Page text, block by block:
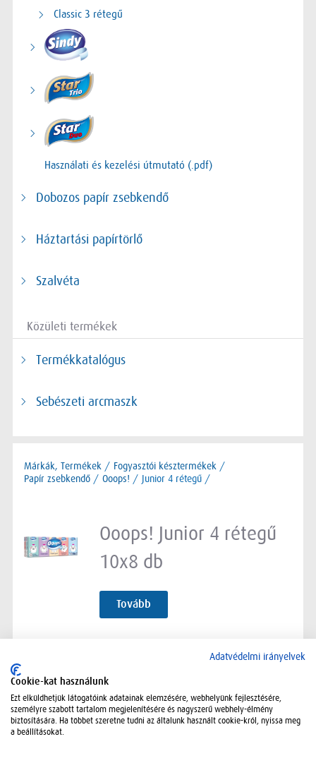
Classic 3 rétegű
Használati és kezelési útmutató (.pdf)
Dobozos papír zsebkendő
Háztartási papírtörlő
Szalvéta
Közületi termékek
Termékkatalógus
Sebészeti arcmaszk
Márkák, Termékek / Fogyasztói késztermékek /
Papír zsebkendő / Ooops! / Junior 4 rétegű /
Ooops! Junior 4 rétegű
10x8 db
Tovább
Adatvédelmi irányelvek
Cookie-kat használunk
Ezt elküldhetjük látogatóink adatainak elemzésére, webhelyünk fejlesztésére,
személyre szabott tartalom megjelenítésére és nagyszerű webhely-élmény
biztosítására. Ha többet szeretne tudni az általunk használt cookie-król, nyissa meg
a beállításokat.